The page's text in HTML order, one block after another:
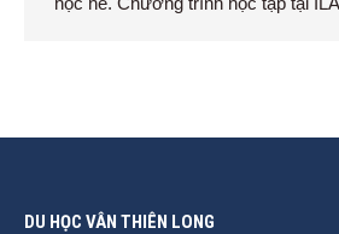
DU HỌC VÂN THIÊN LONG